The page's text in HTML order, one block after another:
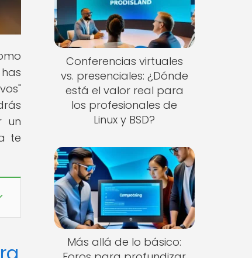
un
te
Conferencias virtuales
vs. presenciales: ¿Dónde
está el valor real para
los profesionales de
Linux y BSD?
Más allá de lo básico: